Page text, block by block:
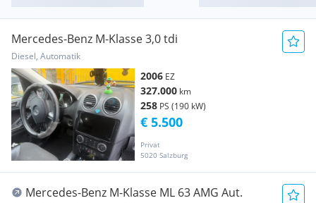
Mercedes-Benz M-Klasse 3,0 tdi
Diesel, Automatik
2006 EZ
327.000 km
258 PS (190 kW)
Privat
5020 Salzburg
€ 5.500
Mercedes-Benz M-Klasse ML 63 AMG Aut.